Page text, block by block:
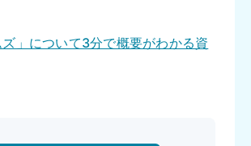
ズ」について3分で概要がわかる資